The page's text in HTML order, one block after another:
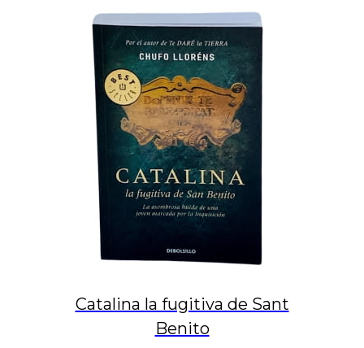
Catalina la fugitiva de Sant
Benito